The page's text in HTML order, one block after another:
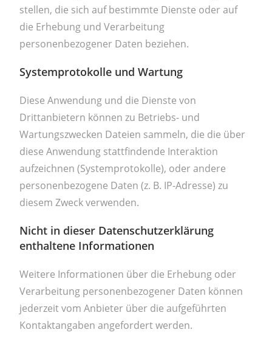
stellen, die sich auf bestimmte Dienste oder auf
die Erhebung und Verarbeitung
personenbezogener Daten beziehen.
Systemprotokolle und Wartung
Diese Anwendung und die Dienste von
Drittanbietern können zu Betriebs- und
Wartungszwecken Dateien sammeln, die die über
diese Anwendung stattfindende Interaktion
aufzeichnen (Systemprotokolle), oder andere
personenbezogene Daten (z. B. IP-Adresse) zu
diesem Zweck verwenden.
Nicht in dieser Datenschutzerklärung
enthaltene Informationen
Weitere Informationen über die Erhebung oder
Verarbeitung personenbezogener Daten können
jederzeit vom Anbieter über die aufgeführten
Kontaktangaben angefordert werden.